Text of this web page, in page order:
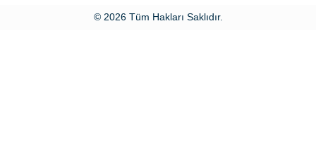
© 2026 Tüm Hakları Saklıdır.